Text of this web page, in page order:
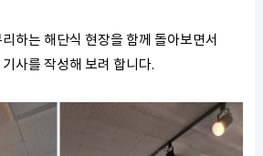
하는 해단식 현장을 함께 돌아보면서
기사를 작성해 보려 합니다.